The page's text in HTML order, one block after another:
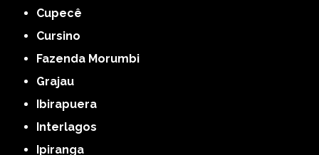
Cupecê
Cursino
Fazenda Morumbi
Grajau
Ibirapuera
Interlagos
Ipiranga